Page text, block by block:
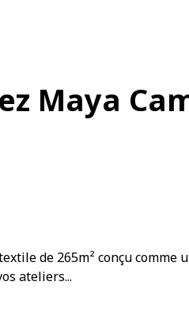
Maya
de 265m² conçu comme
ateliers...